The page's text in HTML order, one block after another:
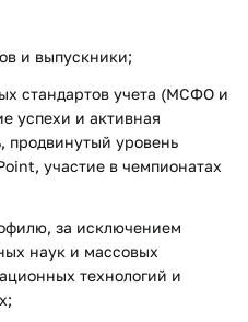
и выпускники;
стандартов учета (МСФО и
успехи и активная
продвинутый уровень
участие в чемпионатах
за исключением
наук и массовых
технологий и